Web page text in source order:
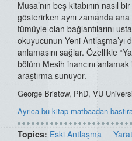
Musa’nın beş kitabının nasıl
gösterirken aynı zamanda ana
tümüyle olan bağlantılarını
okuyucunun Yeni
anlamasını sağlar. Özellikle
bölüm Mesih inancını
araştırma sunuyor.
George Bristow, PhD, VU
Ayrıca bu kitap matbaadan
Topics: Eski Antlaşma